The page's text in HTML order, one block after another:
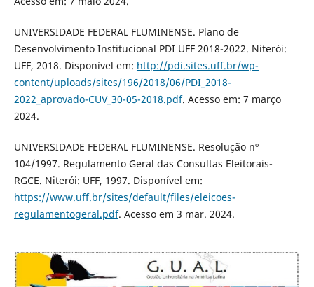
UNIVERSIDADE FEDERAL FLUMINENSE. Plano de
Desenvolvimento Institucional PDI UFF 2018-2022. Niterói:
UFF, 2018. Disponível em: http://pdi.sites.uff.br/wp-
content/uploads/sites/196/2018/06/PDI_2018-
2022_aprovado-CUV_30-05-2018.pdf. Acesso em: 7 março
2024.
UNIVERSIDADE FEDERAL FLUMINENSE. Resolução nº
104/1997. Regulamento Geral das Consultas Eleitorais-
RGCE. Niterói: UFF, 1997. Disponível em:
https://www.uff.br/sites/default/files/eleicoes-
regulamentogeral.pdf. Acesso em 3 mar. 2024.